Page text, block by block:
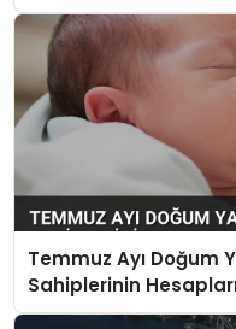
Temmuz Ayı Doğum
Sahiplerinin